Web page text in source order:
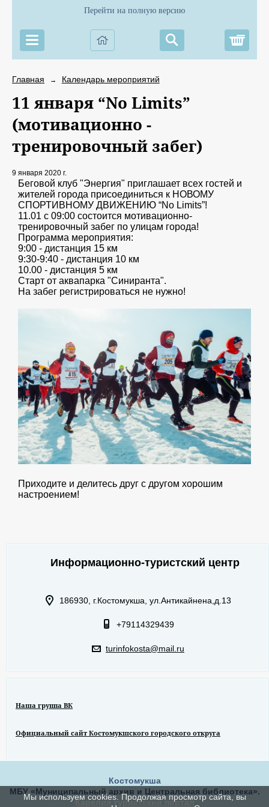
Перейти на полную версию
Главная → Календарь мероприятий
11 января “No Limits”
(мотивационно -
тренировочный забег)
9 января 2020 г.
Беговой клуб "Энергия" приглашает всех гостей и
жителей города присоединиться к НОВОМУ
СПОРТИВНОМУ ДВИЖЕНИЮ “No Limits”!
11.01 с 09:00 состоится мотивационно-
тренировочный забег по улицам города!
Программа мероприятия:
9:00 - дистанция 15 км
9:30-9:40 - дистанция 10 км
10.00 - дистанция 5 км
Старт от аквапарка "Синиранта".
На забег регистрироваться не нужно!
Приходите и делитесь друг с другом хорошим
настроением!
Информационно-туристский центр
186930, г.Костомукша, ул.Антикайнена,д.13
+79114329439
turinfokosta@mail.ru
Наша группа ВК
Официальный сайт Костомукшского городского откруга
Костомукша
МБУ «Муниципальный архив и Центральная библиотека».
Карелия туристский портал
Мы используем cookies. Продолжая просмотр сайта, вы